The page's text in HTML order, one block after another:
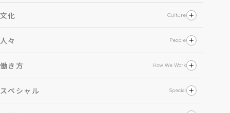
人事メッセージ
事業紹介
職種紹介
文化 Culture
基本姿勢・社内イベント
行動指針・アイグッズマインド
人々 People
個人インタビュー
動画インタビュー
エピソード漫画
働き方 How We Work
研修教育
福利厚生
スペシャル Special
アイグッズ社生すごろく